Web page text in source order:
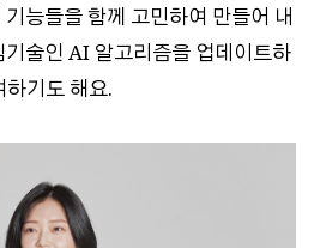
능들을 함께 고민하여 만들어 내
술인 AI 알고리즘을 업데이트하
기도 해요.